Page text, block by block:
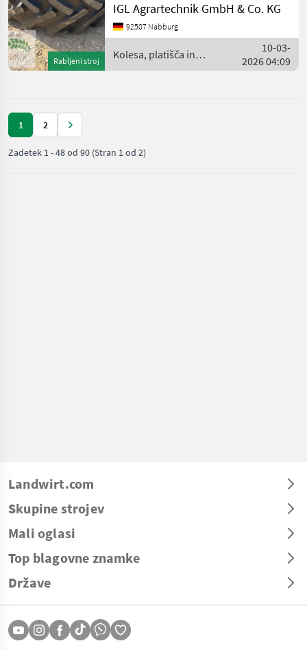
Rabljeni stroj
ca 50 % 1 Stück vorhanden
Kolesa, platišča in
pnevmatike
IGL Agrartechnik GmbH & Co. KG
92507 Nabburg
Kolesa, platišča in
pnevmatike / Mitas
10-03-
2026 04:09
1 2
Zadetek 1-48od 90 (Stran 1 od 2)
Landwirt.com
Skupine strojev
Mali oglasi
Top blagovne znamke
Države